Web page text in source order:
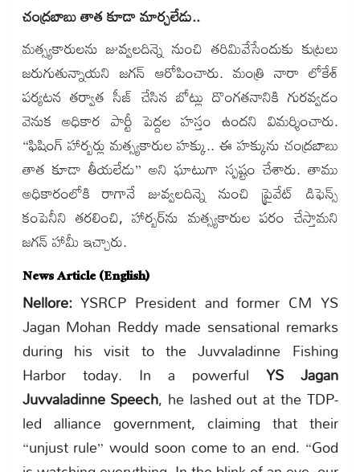
చంద్రబాబు తాత కూడా మార్చలేడు..
మత్స్యకారులను జువ్వలదిన్నె నుంచి తరిమివేసేందుకు కుట్రలు
జరుగుతున్నాయని జగన్ ఆరోపించారు. మంత్రి నారా లోకేశ్
పర్యటన తర్వాత సీజ్ చేసిన బోట్లు దొంగతనానికి గురవ్వడం
వెనుక అధికార పార్టీ పెద్దల హస్తం ఉందని విమర్శించారు.
“ఫిషింగ్ హార్బర్లు మత్స్యకారుల హక్కు.. ఈ హక్కును చంద్రబాబు
తాత కూడా తీయలేడు” అని ఘాటుగా స్పష్టం చేశారు. తాము
అధికారంలోకి రాగానే జువ్వలదిన్నె నుంచి ప్రైవేట్ డిఫెన్స్
కంపెనీని తరలించి, హార్బర్‌ను మత్స్యకారుల పరం చేస్తామని
జగన్ హామీ ఇచ్చారు.
News Article (English)
Nellore:YSRCP President and former CM YS
Jagan Mohan Reddy made sensational remarks
during his visit to the Juvvaladinne Fishing
Harbor today. In a powerful YS Jagan
Juvvaladinne Speech, he lashed out at the TDP-
led alliance government, claiming that their
“unjust rule” would soon come to an end. “God